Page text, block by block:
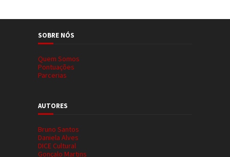
SOBRE NÓS
Quem Somos
Pontuações
Parcerias
AUTORES
Bruno Santos
Daniela Alves
DICE Cultural
Gonçalo Martins